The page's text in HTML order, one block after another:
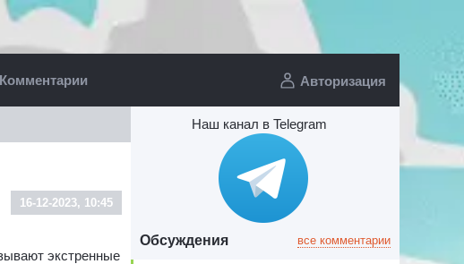
16-12-2023, 10:45
экстренные
Наш канал в Telegram
Обсуждения все комментарии
Комментарии Авторизация